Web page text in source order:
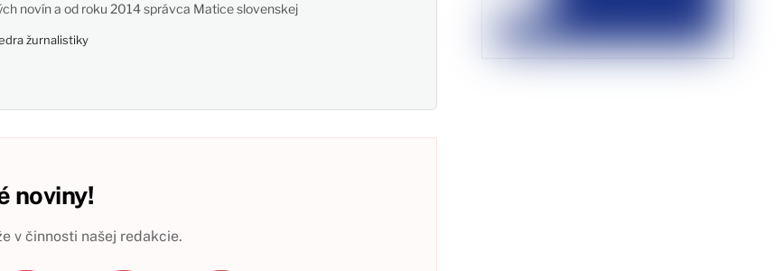
novín a od roku 2014 správca Matice slovenskej
žurnalistiky
noviny!
v činnosti našej redakcie.